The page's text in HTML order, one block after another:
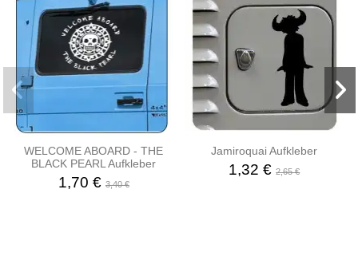
WELCOME ABOARD - THE
BLACK PEARL Aufkleber
1,70 € 3,40 €
Jamiroquai Aufkleber
1,32 €2,65 €